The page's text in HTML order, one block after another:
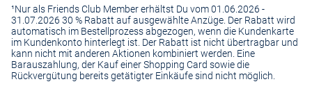
¹Nur als Friends Club Member erhältst Du vom 01.06.2026 -
31.07.2026 30 % Rabatt auf ausgewählte Anzüge. Der Rabatt wird
automatisch im Bestellprozess abgezogen, wenn die Kundenkarte
im Kundenkonto hinterlegt ist. Der Rabatt ist nicht übertragbar und
kann nicht mit anderen Aktionen kombiniert werden. Eine
Barauszahlung, der Kauf einer Shopping Card sowie die
Rückvergütung bereits getätigter Einkäufe sind nicht möglich.